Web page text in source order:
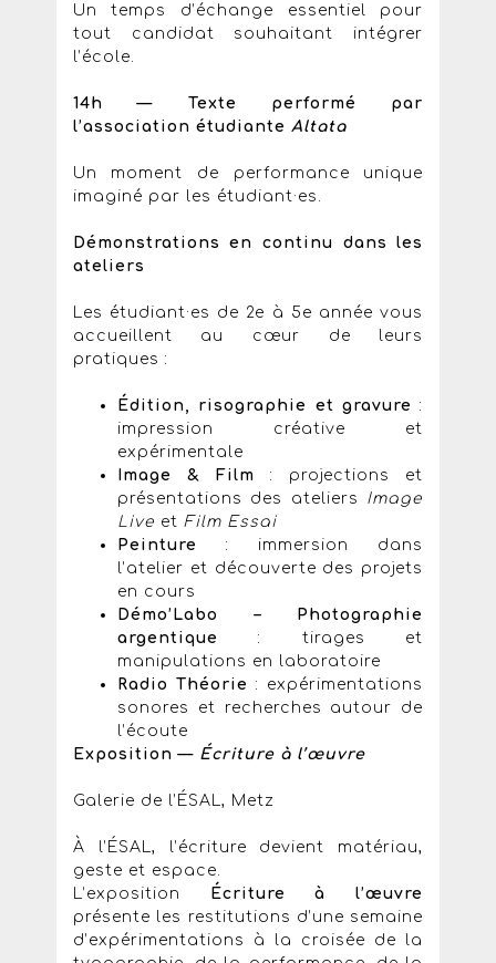
Un temps d’échange essentiel pour
tout candidat souhaitant intégrer
l’école.
14h — Texte performé par
l’association étudiante Altata
Un moment de performance unique
imaginé par les étudiant·es.
Démonstrations en continu dans les
ateliers
Les étudiant·es de 2e à 5e année vous
accueillent au cœur de leurs
pratiques :
Édition, risographie et gravure :
impression créative et
expérimentale
Image & Film : projections et
présentations des ateliers Image
Live et Film Essai
Peinture
: immersion dans
l’atelier et découverte des projets
en cours
Démo’Labo – Photographie
argentique
: tirages et
manipulations en laboratoire
Radio Théorie : expérimentations
sonores et recherches autour de
l’écoute
Exposition — Écriture à l’œuvre
Galerie de l’ÉSAL, Metz
À l’ÉSAL, l’écriture devient matériau,
geste et espace.
L’exposition Écriture à l’œuvre
présente les restitutions d’une semaine
d’expérimentations à la croisée de la